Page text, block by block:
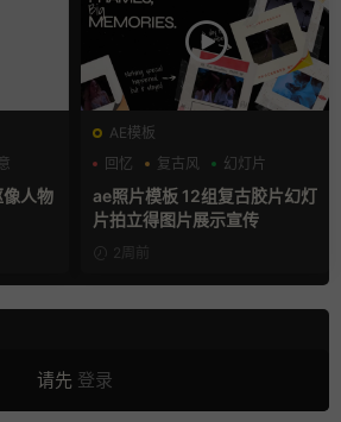
人物
AE模板
回忆
复古风 幻灯片
ae照片模板 12组复古胶片幻灯
片拍立得图片展示宣传
2周前
请先 登录